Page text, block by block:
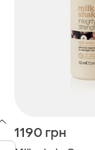
1190 грн